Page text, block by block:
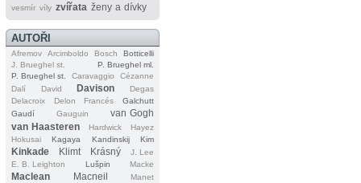
vesmír víly zvířata ženy a dívky
AUTOŘI
Afremov Arcimboldo Bosch
Botticelli
J. Brueghel st.
P. Brueghel ml.
P. Brueghel st.
Caravaggio
Cézanne
Dalí
David Davison
Degas
Delacroix
Delon Francés
Galchutt
Gaudí
Gauguin
van Gogh
van Haasteren
Hardwick
Hayez
Hokusai
Kagaya Kandinskij Kim
Kinkade Klimt Krásný
J. Lee
E. B. Leighton
Lušpin Macke
Maclean Macneil Manet